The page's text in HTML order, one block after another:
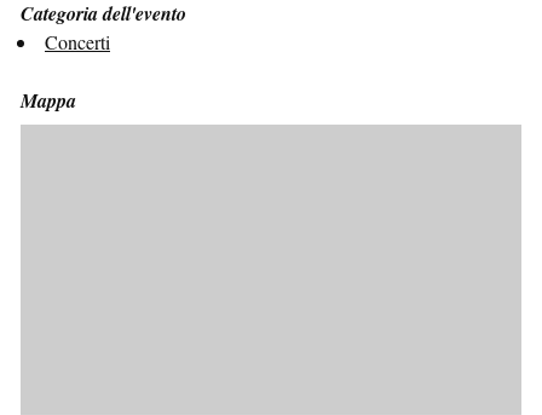
Categoria dell'evento
Concerti
Mappa